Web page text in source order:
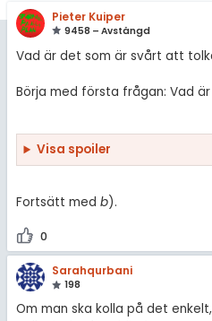
Pieter Kuiper
9458 – Avstängd
Vad är det som är svårt att
Börja med första frågan: Vad
Visa spoiler
Fortsätt med b).
0
Sarahqurbani
198
Om man ska kolla på det